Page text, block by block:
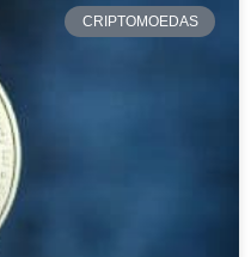
CRIPTOMOEDAS